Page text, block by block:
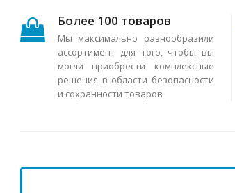
Более 100 товаров
Мы максимально разнообразили
ассортимент для того, чтобы вы
могли приобрести комплексные
решения в области безопасности
и сохранности товаров